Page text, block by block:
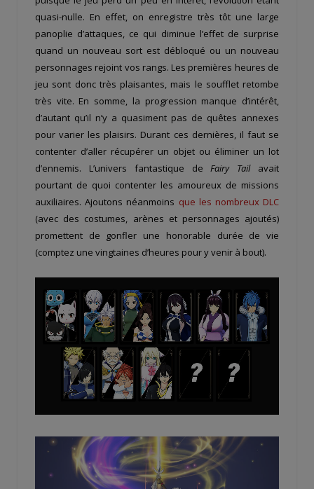
quasi-nulle. En effet, on enregistre très tôt une large
panoplie d’attaques, ce qui diminue l’effet de surprise
quand un nouveau sort est débloqué ou un nouveau
personnages rejoint vos rangs. Les premières heures de
jeu sont donc très plaisantes, mais le soufflet retombe
très vite. En somme, la progression manque d’intérêt,
d’autant qu’il n’y a quasiment pas de quêtes annexes
pour varier les plaisirs. Durant ces dernières, il faut se
contenter d’aller récupérer un objet ou éliminer un lot
d’ennemis. L’univers fantastique de Fairy Tailavait
pourtant de quoi contenter les amoureux de missions
auxiliaires. Ajoutons néanmoins que les nombreux DLC
(avec des costumes, arènes et personnages ajoutés)
promettent de gonfler une honorable durée de vie
(comptez une vingtaines d’heures pour y venir à bout).